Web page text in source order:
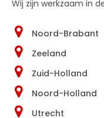
Wij zijn werkzaam in
Noord-Brabant
Zeeland
Zuid-Holland
Noord-Holland
Utrecht